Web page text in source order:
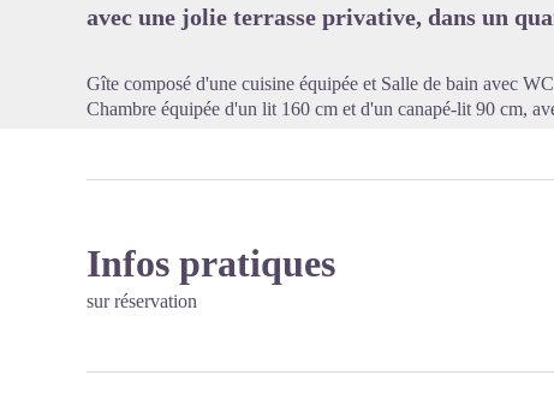
avec une jolie terrasse privative, dans un
Gîte composé d'une cuisine équipée et Salle de bain avec
Chambre équipée d'un lit 160 cm et d'un canapé-lit 90 cm,
Infos pratiques
sur réservation